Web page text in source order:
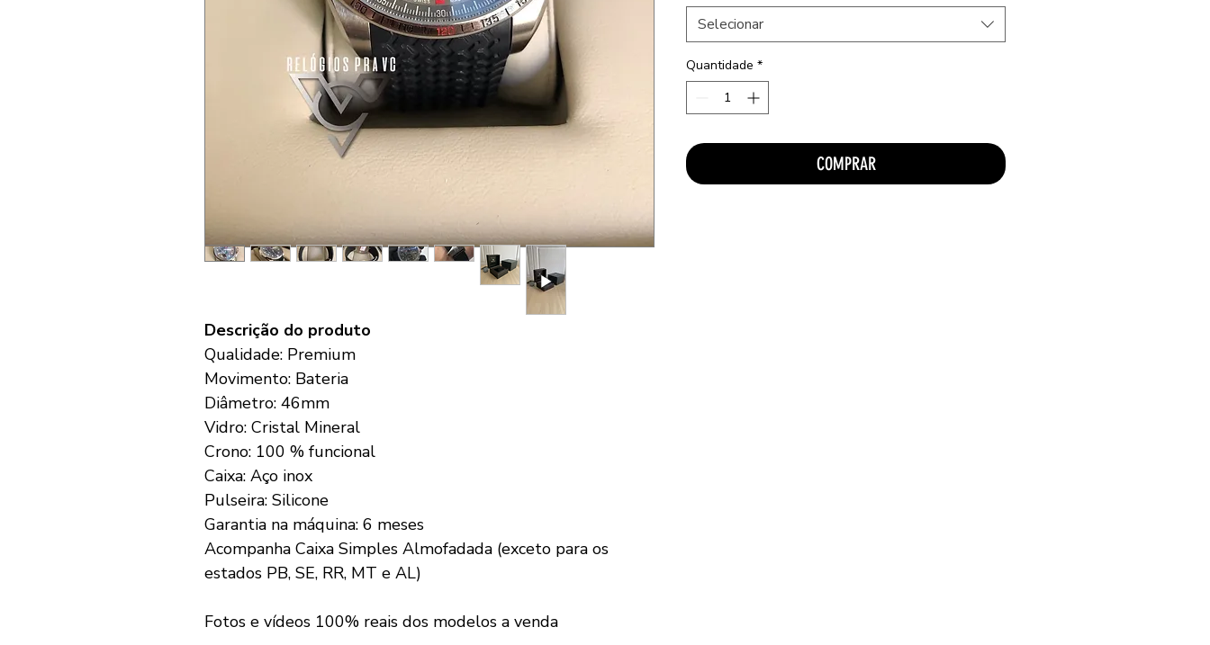
Descrição do produto
Qualidade: Premium
Movimento: Bateria
Diâmetro: 46mm
Vidro: Cristal Mineral
Crono: 100 % funcional
Caixa: Aço inox
Pulseira: Silicone
Garantia na máquina: 6 meses
Acompanha Caixa Simples Almofadada (exceto para os
estados PB, SE, RR, MT e AL)
Fotos e vídeos 100% reais dos modelos a venda
Selecionar
Quantidade *
COMPRAR